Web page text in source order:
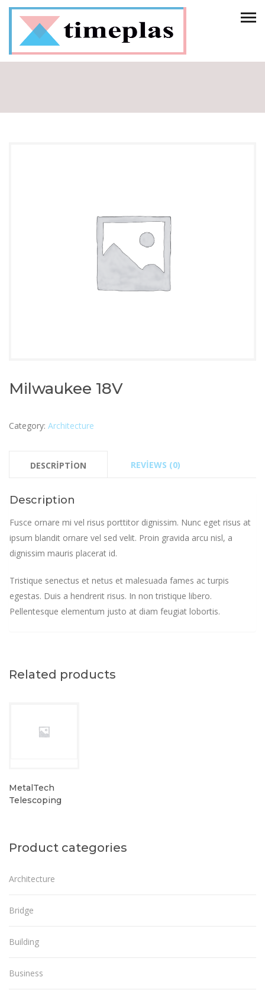
Milwaukee 18V
Category: Architecture
DESCRIPTION REVIEWS (0)
Description
Fusce ornare mi vel risus porttitor dignissim. Nunc eget risus at
ipsum blandit ornare vel sed velit. Proin gravida arcu nisl, a
dignissim mauris placerat id.
Tristique senectus et netus et malesuada fames ac turpis
egestas. Duis a hendrerit risus. In non tristique libero.
Pellentesque elementum justo at diam feugiat lobortis.
Related products
MetalTech
Telescoping
Product categories
Architecture
Bridge
Building
Business